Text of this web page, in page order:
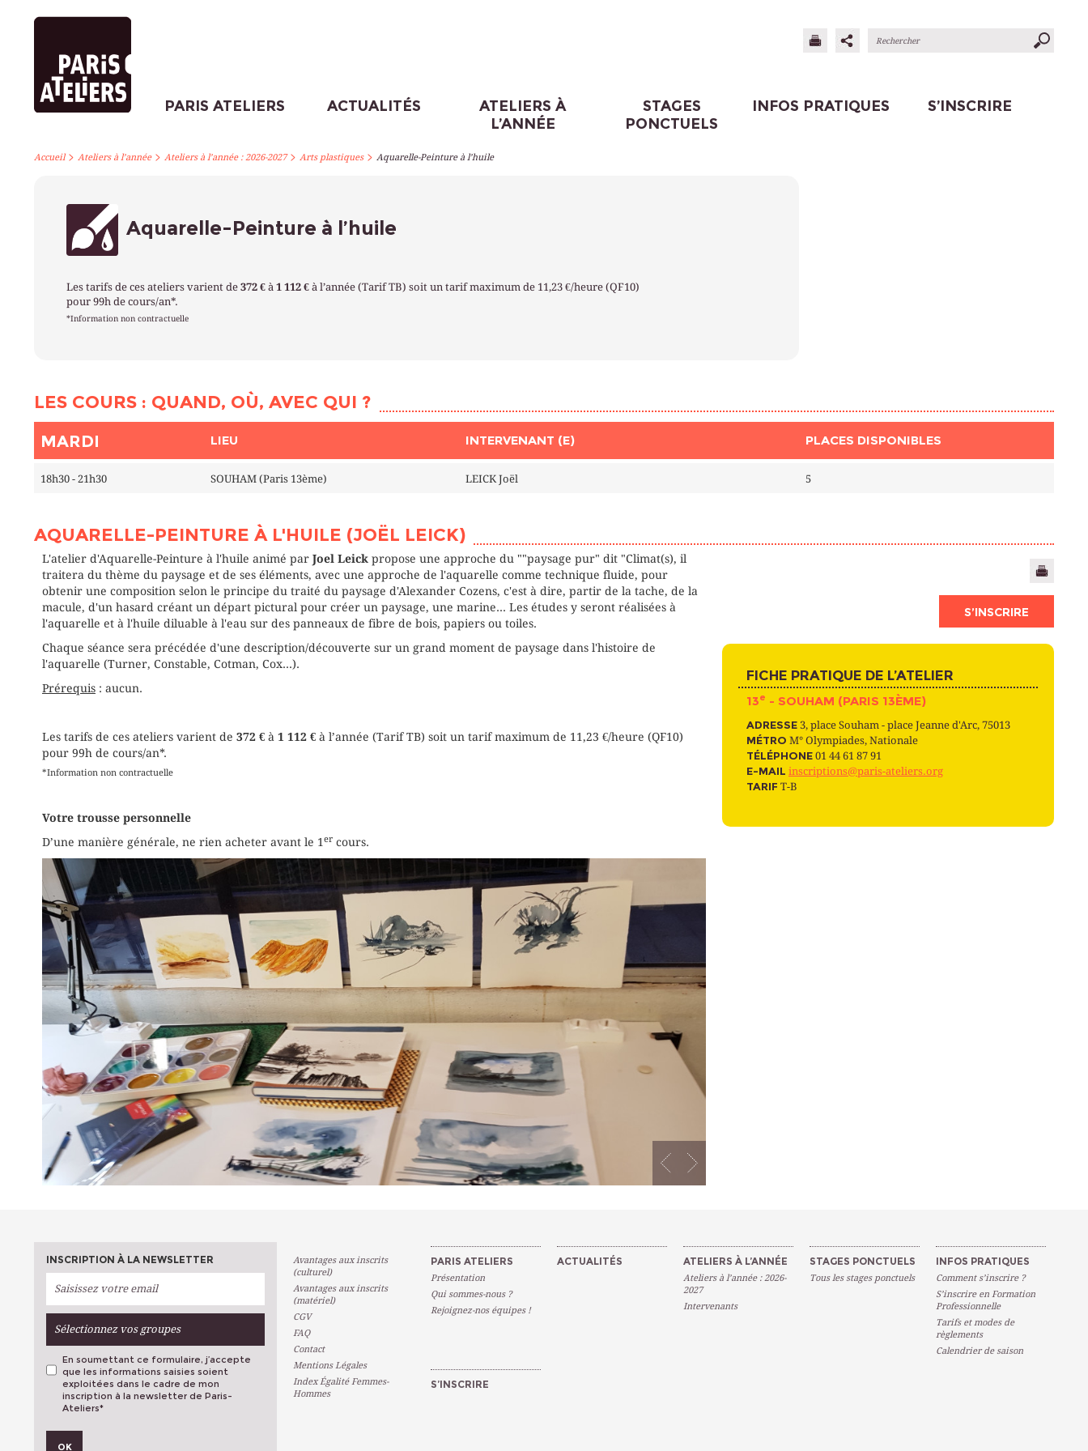
PARIS ATELIERS ACTUALITÉS
ATELIERS À
L’ANNÉE
STAGES
PONCTUELS
INFOS PRATIQUES S’INSCRIRE
Accueil> Ateliers à l’année> Ateliers à l’année : 2026-2027> Arts plastiques> Aquarelle-Peinture à l’huile
Aquarelle-Peinture à l’huile
Les tarifs de ces ateliers varient de 372 € à 1 112 € à l’année (Tarif TB) soit un tarif maximum de 11,23 €/heure (QF10)
pour 99h de cours/an*.
*Information non contractuelle
LES COURS : QUAND, OÙ, AVEC QUI ?
MARDI LIEU INTERVENANT (E) PLACES DISPONIBLES
18h30 - 21h30 SOUHAM (Paris 13ème) LEICK Joël 5
AQUARELLE-PEINTURE À L'HUILE (JOËL LEICK)
L'atelier d'Aquarelle-Peinture à l'huile animé par Joel Leick propose une approche du ""paysage pur" dit "Climat(s), il
traitera du thème du paysage et de ses éléments, avec une approche de l'aquarelle comme technique fluide, pour
obtenir une composition selon le principe du traité du paysage d'Alexander Cozens, c'est à dire, partir de la tache, de la
macule, d'un hasard créant un départ pictural pour créer un paysage, une marine... Les études y seront réalisées à
l'aquarelle et à l'huile diluable à l'eau sur des panneaux de fibre de bois, papiers ou toiles.
Chaque séance sera précédée d'une description/découverte sur un grand moment de paysage dans l'histoire de
l'aquarelle (Turner, Constable, Cotman, Cox...).
Prérequis : aucun.
Les tarifs de ces ateliers varient de 372 € à 1 112 € à l’année (Tarif TB) soit un tarif maximum de 11,23 €/heure (QF10)
pour 99h de cours/an*.
*Information non contractuelle
Votre trousse personnelle
D’une manière générale, ne rien acheter avant le 1 er cours.
S’INSCRIRE
FICHE PRATIQUE DE L’ATELIER
13e - SOUHAM (PARIS 13ÈME)
ADRESSE 3, place Souham - place Jeanne d'Arc, 75013
MÉTRO M° Olympiades, Nationale
TÉLÉPHONE 01 44 61 87 91
E-MAIL inscriptions@paris-ateliers.org
TARIF T-B
INSCRIPTION À LA NEWSLETTER
Sélectionnez vos groupes
En soumettant ce formulaire, j’accepte
que les informations saisies soient
exploitées dans le cadre de mon
inscription à la newsletter de Paris-
Ateliers*
OK
Avantages aux inscrits
(culturel)
Avantages aux inscrits
(matériel)
CGV
FAQ
Contact
Mentions Légales
Index Égalité Femmes-
Hommes
PARIS ATELIERS
Présentation
Qui sommes-nous ?
Rejoignez-nos équipes !
ACTUALITÉS ATELIERS À L’ANNÉE
Ateliers à l’année : 2026-
2027
Intervenants
STAGES PONCTUELS
Tous les stages ponctuels
INFOS PRATIQUES
Comment s’inscrire ?
S’inscrire en Formation
Professionnelle
Tarifs et modes de
règlements
Calendrier de saison
S’INSCRIRE